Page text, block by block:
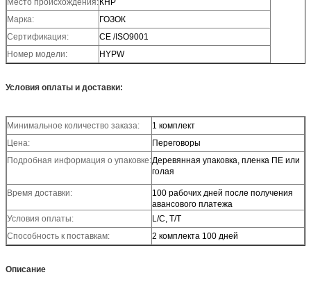
Место происхождения:КНР
Марка:
ГОЗОК
Сертификация:
CE /ISO9001
Номер модели:
HYPW
Условия оплаты и доставки:
Минимальное количество заказа:
1 комплект
Цена:
Переговоры
Подробная информация о упаковке:Деревянная упаковка, пленка ПЕ или
голая
Время доставки:
100 рабочих дней после получения
авансового платежа
Условия оплаты:
L/C, T/T
Способность к поставкам:
2 комплекта 100 дней
Описание